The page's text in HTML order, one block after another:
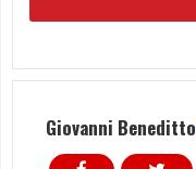
Giovanni Beneditto